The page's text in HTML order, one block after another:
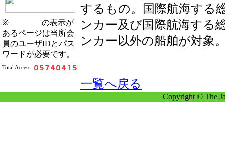
※
の表示が
あるページは当所会
員のユーザIDとパス
ワードが必要です。
Total Access:
するもの。国際航海する
ンカー及び国際航海する
ンカー以外の船舶が対象
一覧へ戻る
Copyright © The